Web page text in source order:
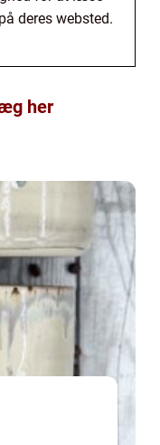
deres websted.
her